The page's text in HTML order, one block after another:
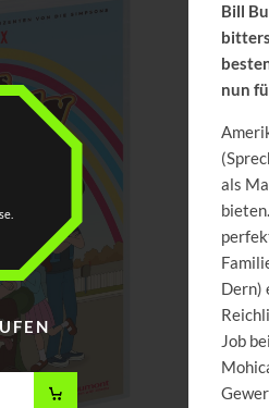
Bill
nun
als
Dern)
Job